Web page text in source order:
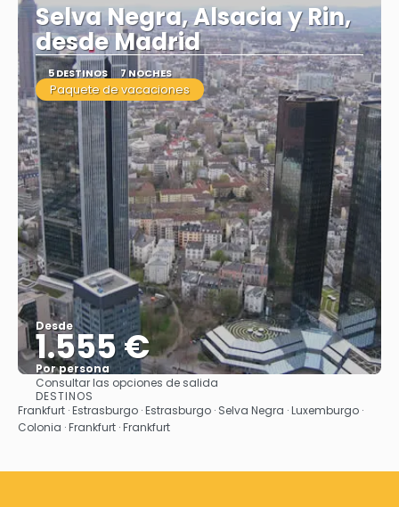
Selva Negra, Alsacia y Rin,
desde Madrid
5 DESTINOS 7 NOCHES
Paquete de vacaciones
Desde
1.555 €
Por persona
Ver
Consultar las opciones de salida
DESTINOS
Frankfurt · Estrasburgo · Estrasburgo · Selva Negra · Luxemburgo ·
Colonia · Frankfurt · Frankfurt